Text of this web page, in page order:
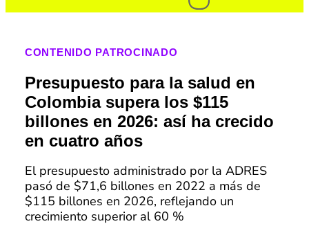
CONTENIDO PATROCINADO
Presupuesto para la salud en
Colombia supera los $115
billones en 2026: así ha crecido
en cuatro años
El presupuesto administrado por la ADRES
pasó de $71,6 billones en 2022 a más de
$115 billones en 2026, reflejando un
crecimiento superior al 60 %